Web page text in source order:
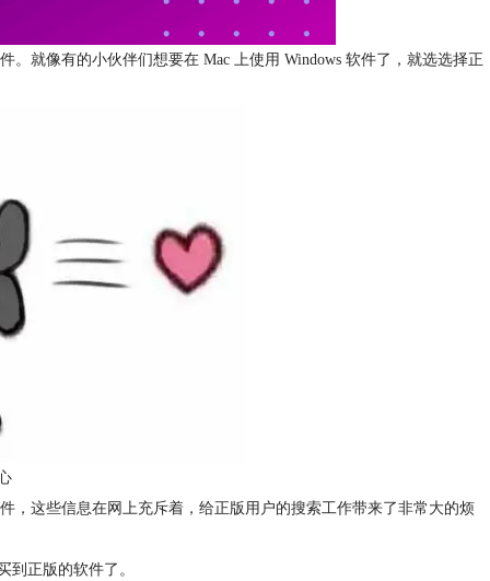
就像有的小伙伴们想要在 Mac 上使用 Windows 软件了，就选选择正
，这些信息在网上充斥着，给正版用户的搜索工作带来了非常大的烦
到正版的软件了。